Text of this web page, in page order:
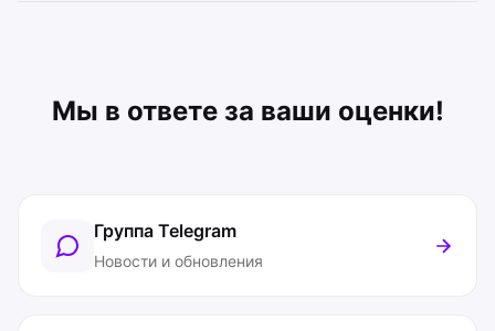
Мы в ответе за ваши оценки!
Группа Telegram
Новости и обновления